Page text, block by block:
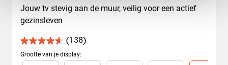
Jouw tv stevig aan de muur, veilig voor een actief
gezinsleven
(138)
4.6
van
Grootte van je display: